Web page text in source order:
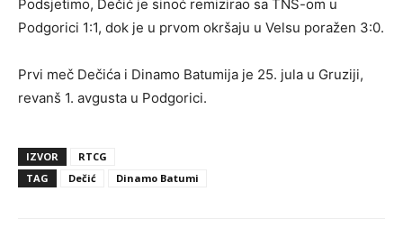
Podsjetimo, Dečić je sinoć remizirao sa TNS-om u
Podgorici 1:1, dok je u prvom okršaju u Velsu poražen 3:0.
Prvi meč Dečića i Dinamo Batumija je 25. jula u Gruziji,
revanš 1. avgusta u Podgorici.
IZVOR
RTCG
TAG
Dečić Dinamo Batumi